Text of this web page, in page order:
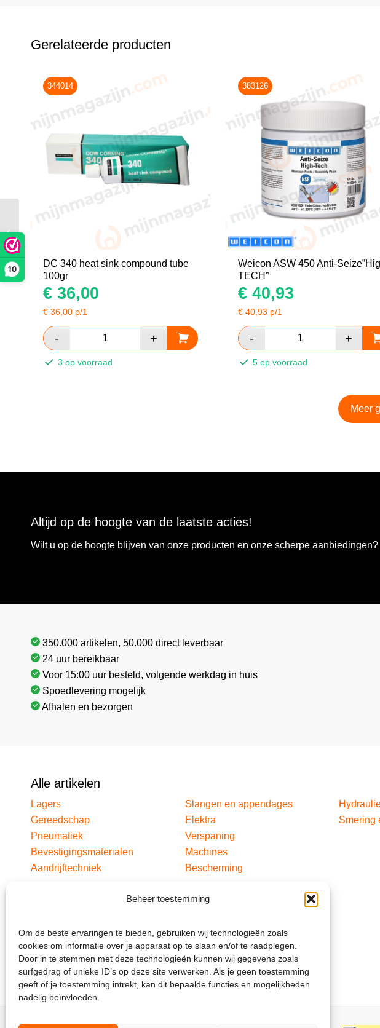
10
Beheer toestemming
Om de beste ervaringen te bieden, gebruiken wij technologieën zoals
cookies om informatie over je apparaat op te slaan en/of te raadplegen.
Door in te stemmen met deze technologieën kunnen wij gegevens zoals
surfgedrag of unieke ID’s op deze site verwerken. Als je geen toestemming
geeft of je toestemming intrekt, kan dit bepaalde functies en mogelijkheden
nadelig beïnvloeden.
Gerelateerde producten
344014
DC 340 heat sink compound tube
100gr
€ 36,00
€ 36,00 p/1
3 op voorraad
383126
Weicon ASW 450 Anti-
TECH”
€ 40,93
€40,93 p/1
5 op voorraad
Meer
Altijd op de hoogte van de laatste acties!
Wilt u op de hoogte blijven van onze producten en onze scherpe aanbiedingen?
350.000 artikelen, 50.000 direct leverbaar
24 uur bereikbaar
Voor 15:00 uur besteld, volgende werkdag in huis
Spoedlevering mogelijk
Afhalen en bezorgen
Alle artikelen
Lagers
Gereedschap
Pneumatiek
Bevestigingsmaterialen
Aandrijftechniek
Slangen en appendages
Elektra
Verspaning
Machines
Bescherming
Smering
7439 plus tube 100gr